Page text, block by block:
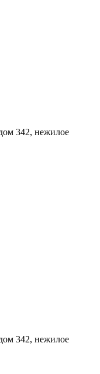
342, нежилое
342, нежилое